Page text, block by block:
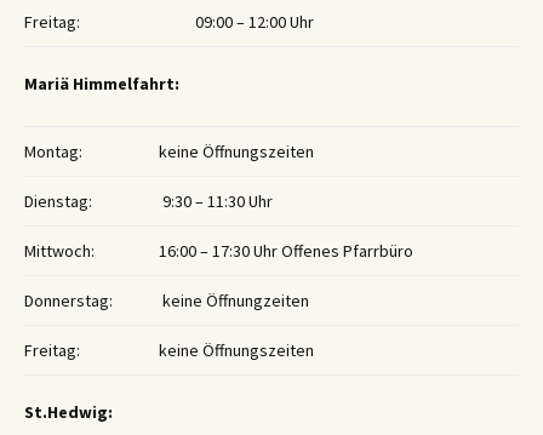
Freitag: 09:00 – 12:00 Uhr
Mariä Himmelfahrt:
Montag: keine Öffnungszeiten
Dienstag: 9:30 – 11:30 Uhr
Mittwoch: 16:00 – 17:30 Uhr Offenes Pfarrbüro
Donnerstag: keine Öffnungzeiten
Freitag: keine Öffnungszeiten
St.Hedwig: